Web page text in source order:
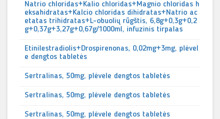
Natrio chloridas+Kalio chloridas+Magnio chloridas h
eksahidratas+Kalcio chloridas dihidratas+Natrio ac
etatas trihidratas+L-obuolių rūgštis, 6,8g+0,3g+0,2
g+0,37g+3,27g+0,67g/1000ml, infuzinis tirpalas
Etinilestradiolis+Drospirenonas, 0,02mg+3mg, plėvel
e dengtos tabletės
Sertralinas, 50mg, plėvele dengtos tabletės
Sertralinas, 50mg, plėvele dengtos tabletės
Sertralinas, 50mg, plėvele dengtos tabletės